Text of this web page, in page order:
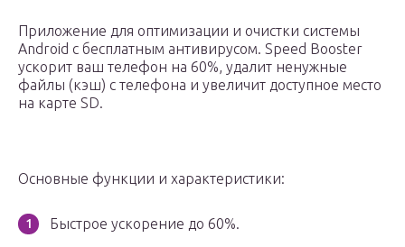
Приложение для оптимизации и очистки системы
Android с бесплатным антивирусом. Speed Booster
ускорит ваш телефон на 60%, удалит ненужные
файлы (кэш) с телефона и увеличит доступное место
на карте SD.
Основные функции и характеристики:
Быстрое ускорение до 60%.